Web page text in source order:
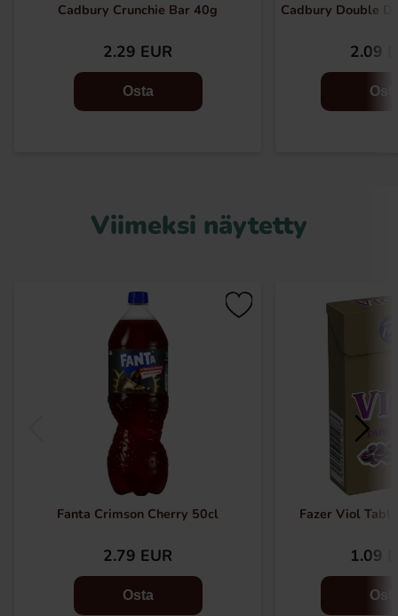
Cadbury Crunchie Bar 40g
2.29 EUR
Osta
Cadbury Double
2.09
Viimeksi näytetty
Fanta Crimson Cherry 50cl
2.79 EUR
Osta
Fazer Viol
1.09